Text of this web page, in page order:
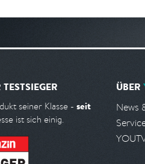
seiner Klasse - seit
ist sich einig.
ÜBER
News